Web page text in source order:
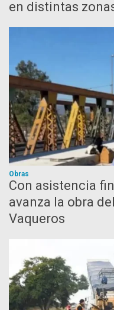
en distintas
Obras
Con asistencia
avanza la obra
Vaqueros